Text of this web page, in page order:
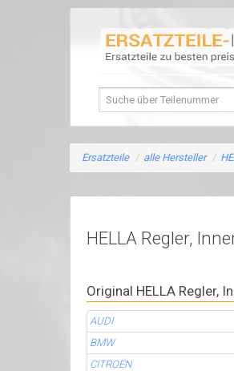
Ersatzteile / alle Hersteller /
HELLA Regler,
Original HELLA Regler,
AUDI
BMW
CITROËN